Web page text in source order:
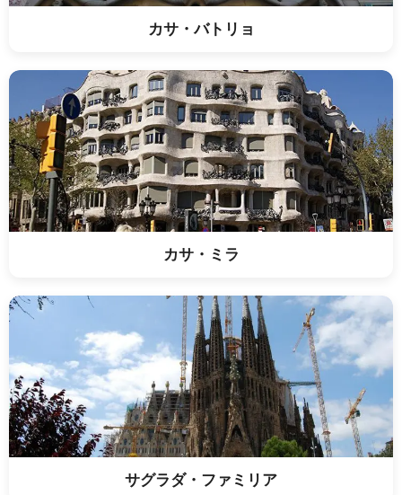
カサ・バトリョ
カサ・ミラ
サグラダ・ファミリア